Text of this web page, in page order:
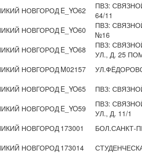
НОВГОРОДE_YO62
ПВЗ:
64/11
НОВГОРОДE_YO60
ПВЗ:
№16
НОВГОРОДE_YO68
ПВЗ:
УЛ., Д. 25
НОВГОРОДM02157
НОВГОРОДE_YO65
ПВЗ:
НОВГОРОДE_YO59
ПВЗ:
УЛ., Д. 11/1
НОВГОРОД173001
БОЛ.САНКТ-
НОВГОРОД173014